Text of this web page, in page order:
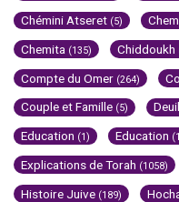
Chémini Atseret (5)
Chemita (135) Chiddoukh
Compte du Omer (264)
Couple et Famille (5) Deuil
Education (1) Education
Explications de Torah (1058)
Histoire Juive (189)